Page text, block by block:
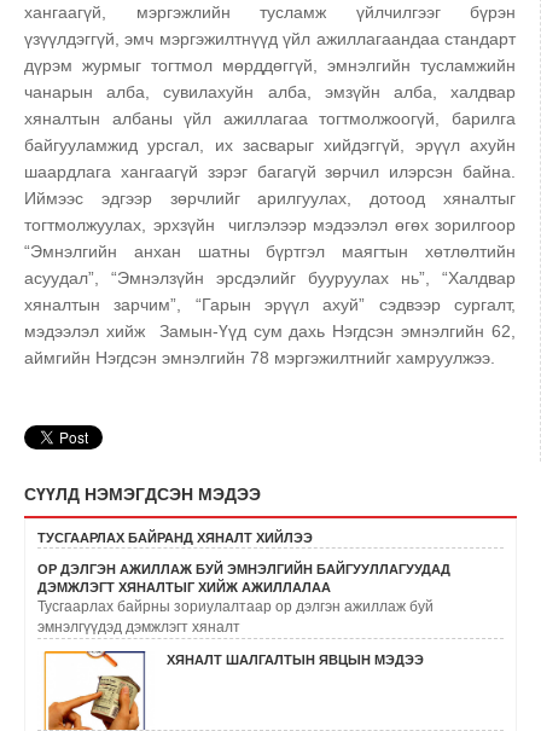
хангаагүй, мэргэжлийн тусламж үйлчилгээг бүрэн
үзүүлдэггүй, эмч мэргэжилтнүүд үйл ажиллагаандаа стандарт
дүрэм журмыг тогтмол мөрддөггүй, эмнэлгийн тусламжийн
чанарын алба, сувилахуйн алба, эмзүйн алба, халдвар
хяналтын албаны үйл ажиллагаа тогтмолжоогүй, барилга
байгууламжид урсгал, их засварыг хийдэггүй, эрүүл ахуйн
шаардлага хангаагүй зэрэг багагүй зөрчил илэрсэн байна.
Иймээс эдгээр зөрчлийг арилгуулах, дотоод хяналтыг
тогтмолжуулах, эрхзүйн чиглэлээр мэдээлэл өгөх зорилгоор
“Эмнэлгийн анхан шатны бүртгэл маягтын хөтлөлтийн
асуудал”, “Эмнэлзүйн эрсдэлийг бууруулах нь”, “Халдвар
хяналтын зарчим”, “Гарын эрүүл ахуй” сэдвээр сургалт,
мэдээлэл хийж Замын-Үүд сум дахь Нэгдсэн эмнэлгийн 62,
аймгийн Нэгдсэн эмнэлгийн 78 мэргэжилтнийг хамруулжээ.
СҮҮЛД НЭМЭГДСЭН МЭДЭЭ
ТУСГААРЛАХ БАЙРАНД ХЯНАЛТ ХИЙЛЭЭ
ОР ДЭЛГЭН АЖИЛЛАЖ БУЙ ЭМНЭЛГИЙН БАЙГУУЛЛАГУУДАД
ДЭМЖЛЭГТ ХЯНАЛТЫГ ХИЙЖ АЖИЛЛАЛАА
Тусгаарлах байрны зориулалтаар ор дэлгэн ажиллаж буй
эмнэлгүүдэд дэмжлэгт хяналт
ХЯНАЛТ ШАЛГАЛТЫН ЯВЦЫН МЭДЭЭ